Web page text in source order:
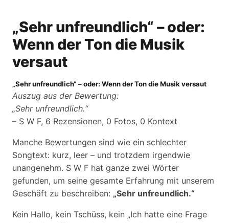
„Sehr unfreundlich“ – oder:
Wenn der Ton die Musik
versaut
„Sehr unfreundlich“ – oder: Wenn der Ton die Musik versaut
Auszug aus der Bewertung:
„Sehr unfreundlich.“
– S W F, 6 Rezensionen, 0 Fotos, 0 Kontext
Manche Bewertungen sind wie ein schlechter
Songtext: kurz, leer – und trotzdem irgendwie
unangenehm. S W F hat ganze zwei Wörter
gefunden, um seine gesamte Erfahrung mit unserem
Geschäft zu beschreiben: „Sehr unfreundlich.“
Kein Hallo, kein Tschüss, kein „Ich hatte eine Frage